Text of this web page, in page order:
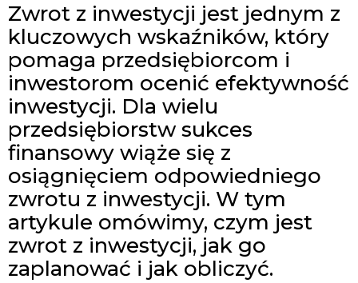
Zwrot z inwestycji jest jednym z
kluczowych wskaźników, który
pomaga przedsiębiorcom i
inwestorom ocenić efektywność
inwestycji. Dla wielu
przedsiębiorstw sukces
finansowy wiąże się z
osiągnięciem odpowiedniego
zwrotu z inwestycji. W tym
artykule omówimy, czym jest
zwrot z inwestycji, jak go
zaplanować i jak obliczyć.